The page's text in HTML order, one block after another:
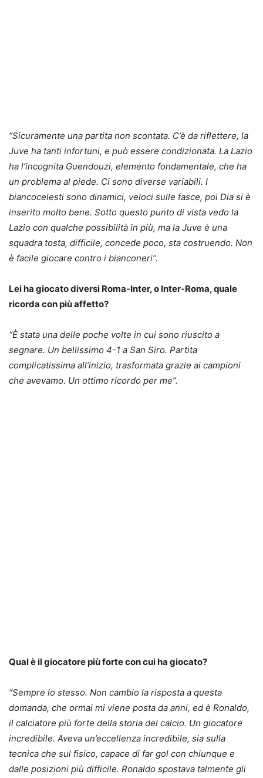
“Sicuramente una partita non scontata. C’è da riflettere, la
Juve ha tanti infortuni, e può essere condizionata. La Lazio
ha l’incognita Guendouzi, elemento fondamentale, che ha
un problema al piede. Ci sono diverse variabili. I
biancocelesti sono dinamici, veloci sulle fasce, poi Dia si è
inserito molto bene. Sotto questo punto di vista vedo la
Lazio con qualche possibilità in più, ma la Juve è una
squadra tosta, difficile, concede poco, sta costruendo. Non
è facile giocare contro i bianconeri”.
Lei ha giocato diversi Roma-Inter, o Inter-Roma, quale
ricorda con più affetto?
“È stata una delle poche volte in cui sono riuscito a
segnare. Un bellissimo 4-1 a San Siro. Partita
complicatissima all’inizio, trasformata grazie ai campioni
che avevamo. Un ottimo ricordo per me”.
Qual è il giocatore più forte con cui ha giocato?
“Sempre lo stesso. Non cambio la risposta a questa
domanda, che ormai mi viene posta da anni, ed è Ronaldo,
il calciatore più forte della storia del calcio. Un giocatore
incredibile. Aveva un’eccellenza incredibile, sia sulla
tecnica che sul fisico, capace di far gol con chiunque e
dalle posizioni più difficile. Ronaldo spostava talmente gli